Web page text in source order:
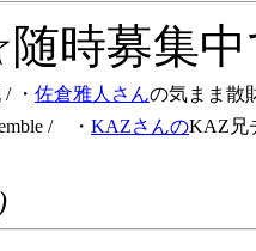
時募集
/ ・ 佐倉雅人さんの気まま散
/ ・ KAZさんのKAZ兄